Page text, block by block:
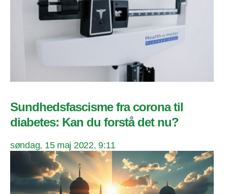
Sundhedsfascisme fra corona til
diabetes: Kan du forstå det nu?
søndag, 15 maj 2022, 9:11